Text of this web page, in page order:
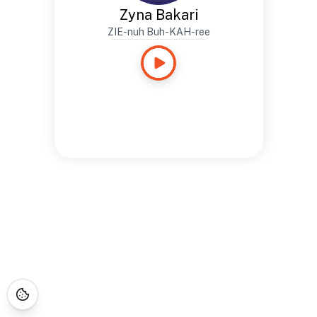
Zyna Bakari
ZIE-nuh Buh-KAH-ree